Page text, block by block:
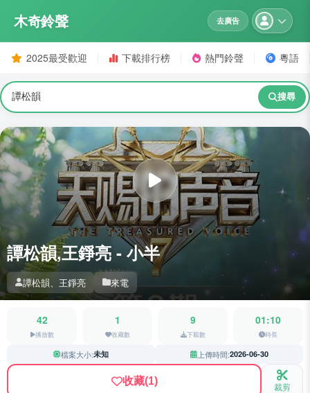
木奇鈴聲 去廣告
2025最受歡迎 下載排行榜 熱門鈴聲 粵語
搜尋
譚松韻,王錚亮 - 小半
譚松韻、王錚亮 來電
42
播放數
1
收藏數
9
下載數
01:10
時長
檔案大小:未知 上傳時間:2026-06-30
收藏(1) 裁剪